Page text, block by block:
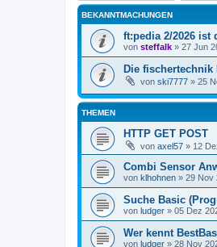
BEKANNTMACHUNGEN
ft:pedia 2/2026 ist
von steffalk » 27 Jun
Die fischertechnik
von ski7777 » 25
THEMEN
HTTP GET POST
von axel57 » 12
Combi Sensor
von klhohnen » 29 Nov
Suche Basic
von ludger » 05 Dez
Wer kennt
von ludger » 28 Nov